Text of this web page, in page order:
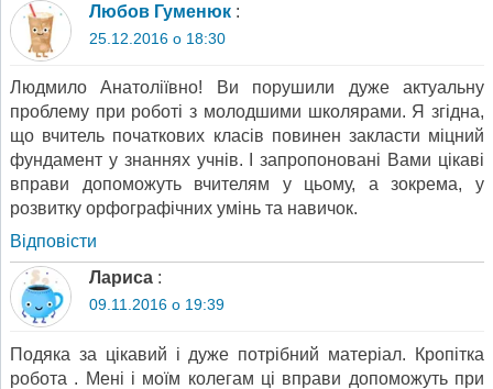
Любов Гуменюк :
25.12.2016 о 18:30
Людмило Анатоліївно! Ви порушили дуже актуальну
проблему при роботі з молодшими школярами. Я згідна,
що вчитель початкових класів повинен закласти міцний
фундамент у знаннях учнів. І запропоновані Вами цікаві
вправи допоможуть вчителям у цьому, а зокрема, у
розвитку орфографічних умінь та навичок.
Відповіcти
Лариса :
09.11.2016 о 19:39
Подяка за цікавий і дуже потрібний матеріал. Кропітка
робота . Мені і моїм колегам ці вправи допоможуть при